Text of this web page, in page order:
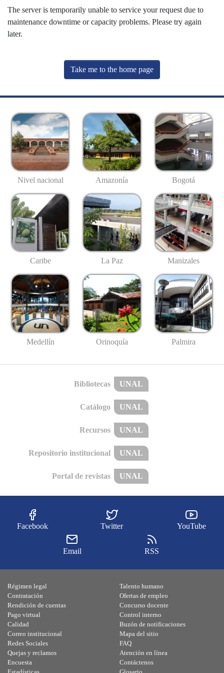
The server is temporarily unable to service your request due to
maintenance downtime or capacity problems. Please try again
later.
Take me to the home page
Nivel nacional Amazonía Bogotá
Caribe La Paz Manizales
Medellín Orinoquía Palmira
Bibliotecas UNAL
Catálogo UNAL
Recursos UNAL
Repositorio institucional UNAL
Portal de revistas UNAL
Facebook Twitter YouTube
Email RSS
Régimen legal
Contratación
Rendición de cuentas
Pago virtual
Calidad
Talento humano
Ofertas de empleo
Concurso docente
Control interno
Buzón de notificaciones
Correo institucional
Redes Sociales
Quejas y reclamos
Encuesta
Mapa del sitio
FAQ
Atención en línea
Contáctenos